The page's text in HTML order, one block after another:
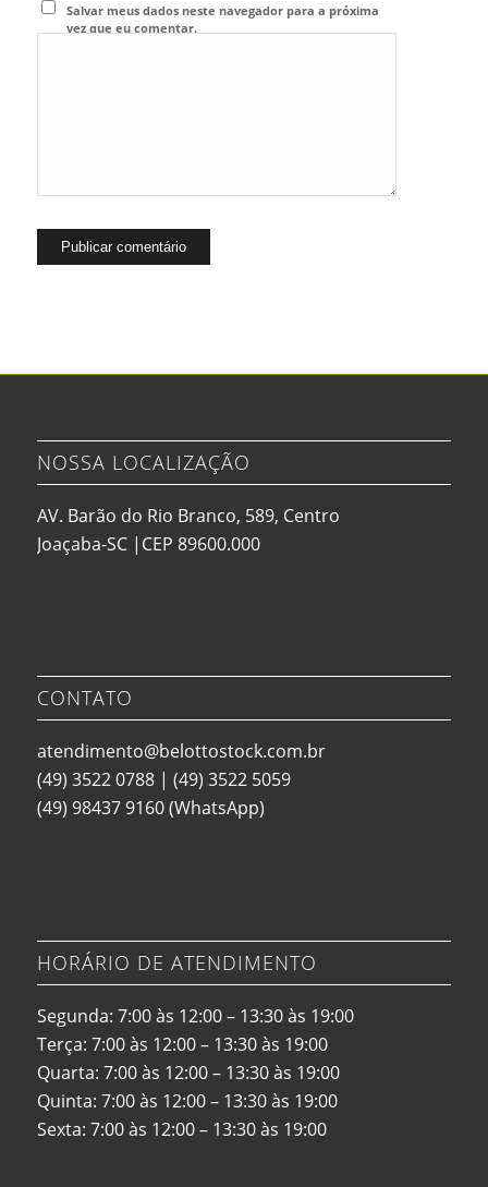
Salvar meus dados neste navegador para a próxima
vez que eu comentar.
NOSSA LOCALIZAÇÃO
AV. Barão do Rio Branco, 589, Centro
Joaçaba-SC |CEP 89600.000
CONTATO
atendimento@belottostock.com.br
(49) 3522 0788| (49) 3522 5059
(49) 98437 9160(WhatsApp)
HORÁRIO DE ATENDIMENTO
Segunda: 7:00 às 12:00 – 13:30 às 19:00
Terça: 7:00 às 12:00 – 13:30 às 19:00
Quarta: 7:00 às 12:00 – 13:30 às 19:00
Quinta: 7:00 às 12:00 – 13:30 às 19:00
Sexta: 7:00 às 12:00 – 13:30 às 19:00